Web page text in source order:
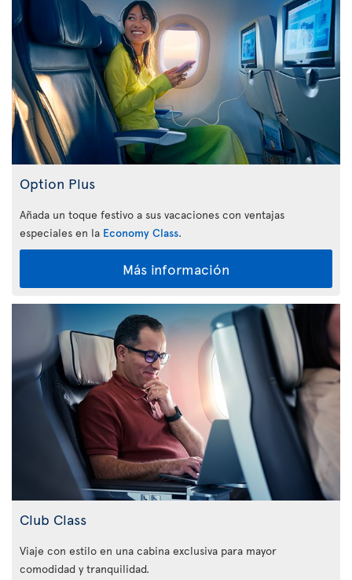
Option Plus
Añada un toque festivo a sus vacaciones con ventajas
especiales en la Economy Class.
Más información
Club Class
Viaje con estilo en una cabina exclusiva para mayor
comodidad y tranquilidad.